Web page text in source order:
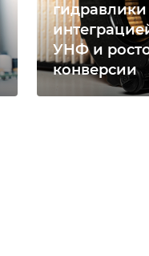
гидравлики
УНФ и
конверсии